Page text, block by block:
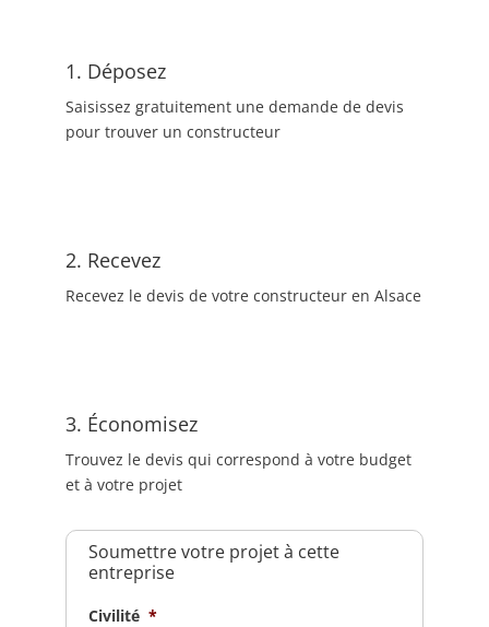
1. Déposez
Saisissez gratuitement une demande de devis
pour trouver un constructeur
2. Recevez
Recevez le devis de votre constructeur en Alsace
3. Économisez
Trouvez le devis qui correspond à votre budget
et à votre projet
Soumettre votre projet à cette
entreprise
Civilité *